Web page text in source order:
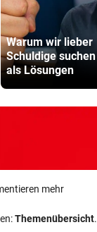
Warum wir lieber
Schuldige suchen
als Lösungen
mehr
Themenübersicht.